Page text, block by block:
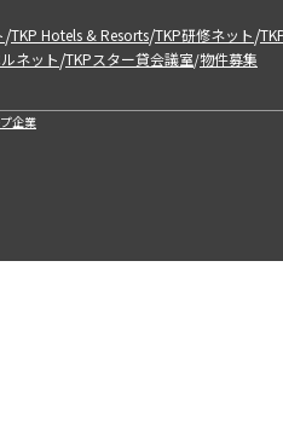
/TKP Hotels & Resorts/TKP研修ネット/
ネット/TKPスター貸会議室/物件募集
企業